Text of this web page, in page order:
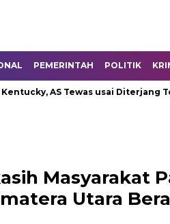
PEMERINTAH POLITIK
AS Tewas usai Diterjang
Masyarakat
Utara